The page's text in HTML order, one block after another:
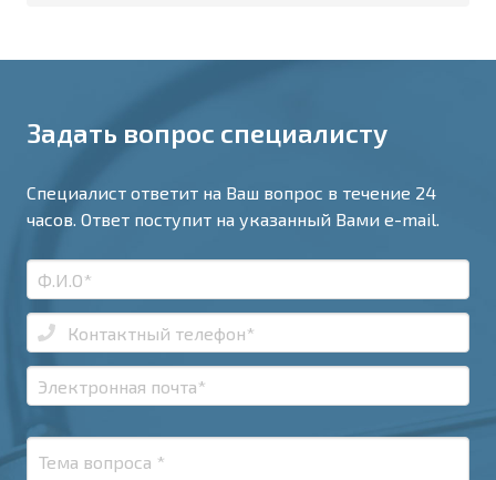
Задать вопрос специалисту
Специалист ответит на Ваш вопрос в течение 24
часов. Ответ поступит на указанный Вами e-mail.